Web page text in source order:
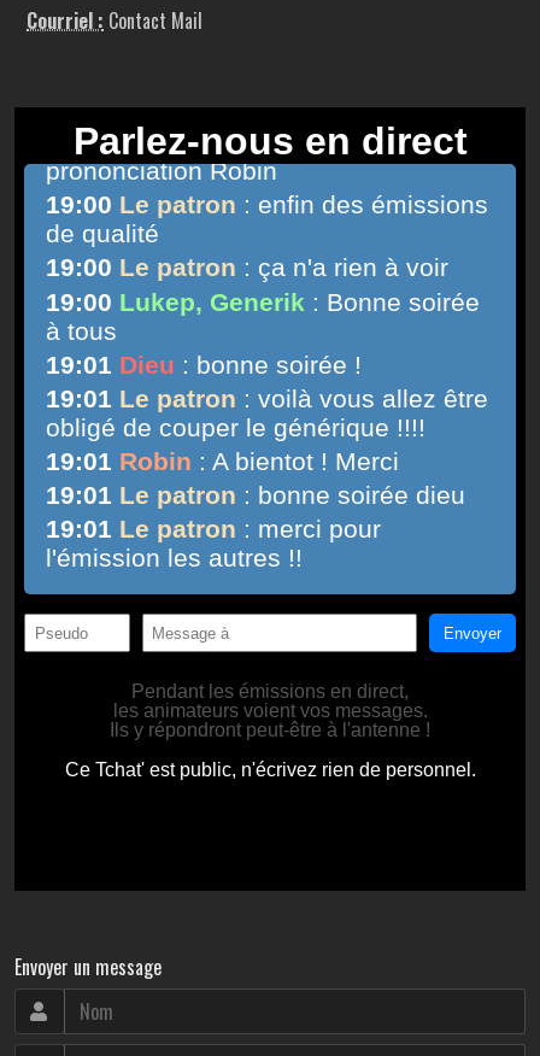
Courriel : Contact Mail
Envoyer un message